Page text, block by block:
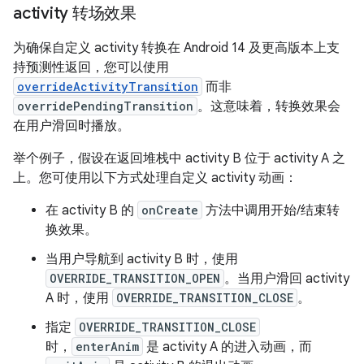
activity 转场效果
为确保自定义 activity 转换在 Android 14 及更高版本上支
持预测性返回，您可以使用
overrideActivityTransition 而非
overridePendingTransition 。这意味着，转换效果会
在用户滑回时播放。
举个例子，假设在返回堆栈中 activity B 位于 activity A 之
上。您可使用以下方式处理自定义 activity 动画：
在 activity B 的 onCreate 方法中调用开始/结束转
换效果。
当用户导航到 activity B 时，使用
OVERRIDE_TRANSITION_OPEN 。当用户滑回 activity
A 时，使用 OVERRIDE_TRANSITION_CLOSE 。
指定 OVERRIDE_TRANSITION_CLOSE
时， enterAnim 是 activity A 的进入动画，而